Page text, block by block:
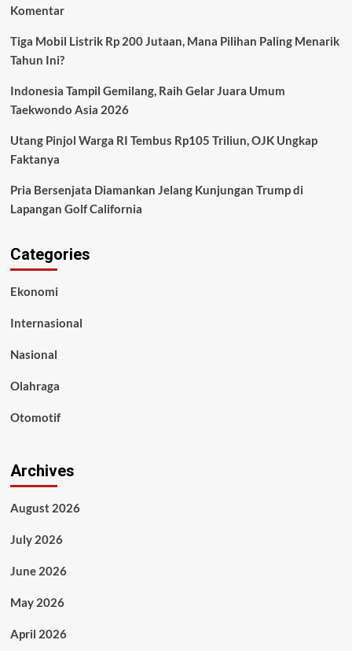
Komentar
Tiga Mobil Listrik Rp 200 Jutaan, Mana Pilihan Paling Menarik
Tahun Ini?
Indonesia Tampil Gemilang, Raih Gelar Juara Umum
Taekwondo Asia 2026
Utang Pinjol Warga RI Tembus Rp105 Triliun, OJK Ungkap
Faktanya
Pria Bersenjata Diamankan Jelang Kunjungan Trump di
Lapangan Golf California
Categories
Ekonomi
Internasional
Nasional
Olahraga
Otomotif
Archives
August 2026
July 2026
June 2026
May 2026
April 2026